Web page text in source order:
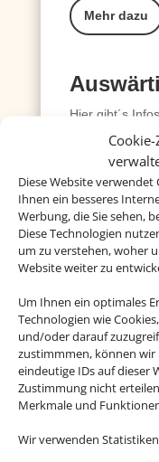
Diese Website
Ihnen ein besseres
Werbung, die Sie sehen,
Diese Technologien
um zu verstehen, woher
Website weiter zu
Um Ihnen ein optimales
Technologien wie
und/oder darauf
zustimmmen, können wir
eindeutige IDs auf dieser
Zustimmung nicht
Merkmale und
Wir verwenden
Mehr dazu
Hier gibt´s
einigem mehr
Mehr dazu
Hier erhalten
Mehr dazu